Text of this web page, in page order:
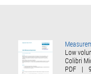
Low
Colibri
PDF
|